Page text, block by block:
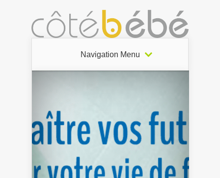
Navigation Menu